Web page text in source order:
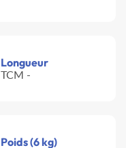
Longueur
TCM -
Poids (6 kg)